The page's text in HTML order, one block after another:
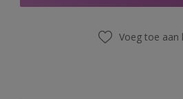
Voeg toe aan